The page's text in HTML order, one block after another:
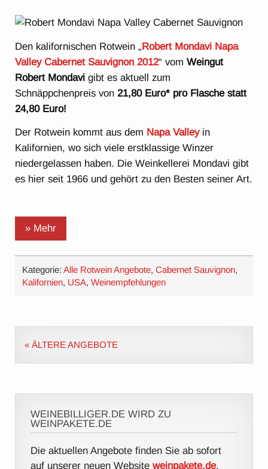
Den kalifornischen Rotwein „Robert Mondavi Napa
Valley Cabernet Sauvignon 2012“ vomWeingut
Robert Mondavi gibt es aktuell zum
Schnäppchenpreis von 21,80 Euro* pro Flasche statt
24,80 Euro!
Der Rotwein kommt aus dem Napa Valleyin
Kalifornien, wo sich viele erstklassige Winzer
niedergelassen haben. Die Weinkellerei Mondavi gibt
es hier seit 1966 und gehört zu den Besten seiner Art.
» Mehr
Kategorie:Alle Rotwein Angebote,Cabernet Sauvignon,
Kalifornien, USA,Weinempfehlungen
« ÄLTERE ANGEBOTE
WEINEBILLIGER.DE WIRD ZU
WEINPAKETE.DE
Die aktuellen Angebote finden Sie ab sofort
auf unserer neuen Websiteweinpakete.de.